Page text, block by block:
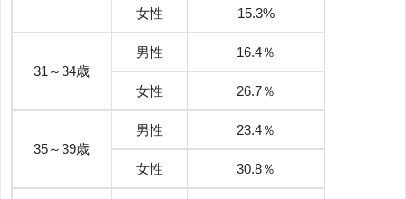
女性 15.3%
31～34歳
男性 16.4％
女性 26.7％
35～39歳
男性 23.4％
女性 30.8％